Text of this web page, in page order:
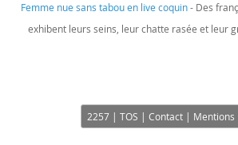
Femme nue sans tabou en live coquin- Des
exhibent leurs seins, leur chatte rasée et leur
2257 | TOS | Contact | Mentions